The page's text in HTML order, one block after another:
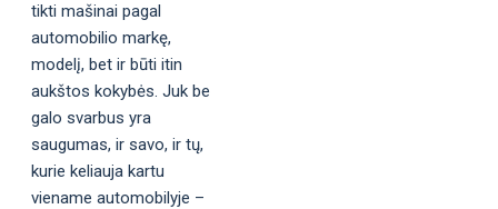
tikti mašinai pagal
automobilio markę,
modelį, bet ir būti itin
aukštos kokybės. Juk be
galo svarbus yra
saugumas, ir savo, ir tų,
kurie keliauja kartu
viename automobilyje –